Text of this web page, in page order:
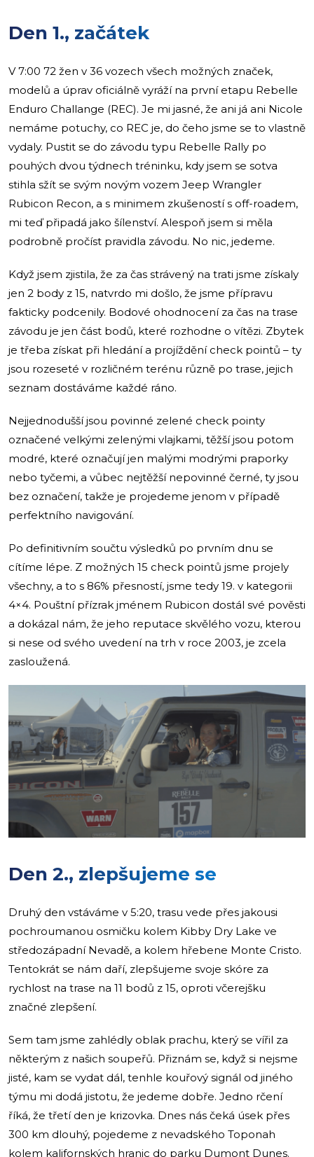
Den 1., začátek
V 7:00 72 žen v 36 vozech všech možných značek,
modelů a úprav oficiálně vyráží na první etapu Rebelle
Enduro Challange (REC). Je mi jasné, že ani já ani Nicole
nemáme potuchy, co REC je, do čeho jsme se to vlastně
vydaly. Pustit se do závodu typu Rebelle Rally po
pouhých dvou týdnech tréninku, kdy jsem se sotva
stihla sžít se svým novým vozem Jeep Wrangler
Rubicon Recon, a s minimem zkušeností s off-roadem,
mi teď připadá jako šílenství. Alespoň jsem si měla
podrobně pročíst pravidla závodu. No nic, jedeme.
Když jsem zjistila, že za čas strávený na trati jsme získaly
jen 2 body z 15, natvrdo mi došlo, že jsme přípravu
fakticky podcenily. Bodové ohodnocení za čas na trase
závodu je jen část bodů, které rozhodne o vítězi. Zbytek
je třeba získat při hledání a projíždění check pointů – ty
jsou rozeseté v rozličném terénu různě po trase, jejich
seznam dostáváme každé ráno.
Nejjednodušší jsou povinné zelené check pointy
označené velkými zelenými vlajkami, těžší jsou potom
modré, které označují jen malými modrými praporky
nebo tyčemi, a vůbec nejtěžší nepovinné černé, ty jsou
bez označení, takže je projedeme jenom v případě
perfektního navigování.
Po definitivním součtu výsledků po prvním dnu se
cítíme lépe. Z možných 15 check pointů jsme projely
všechny, a to s 86% přesností, jsme tedy 19. v kategorii
4×4. Pouštní přízrak jménem Rubicon dostál své pověsti
a dokázal nám, že jeho reputace skvělého vozu, kterou
si nese od svého uvedení na trh v roce 2003, je zcela
zasloužená.
Den 2., zlepšujeme se
Druhý den vstáváme v 5:20, trasu vede přes jakousi
pochroumanou osmičku kolem Kibby Dry Lake ve
středozápadní Nevadě, a kolem hřebene Monte Cristo.
Tentokrát se nám daří, zlepšujeme svoje skóre za
rychlost na trase na 11 bodů z 15, oproti včerejšku
značné zlepšení.
Sem tam jsme zahlédly oblak prachu, který se vířil za
některým z našich soupeřů. Přiznám se, když si nejsme
jisté, kam se vydat dál, tenhle kouřový signál od jiného
týmu mi dodá jistotu, že jedeme dobře. Jedno rčení
říká, že třetí den je krizovka. Dnes nás čeká úsek přes
300 km dlouhý, pojedeme z nevadského Toponah
kolem kalifornských hranic do parku Dumont Dunes.